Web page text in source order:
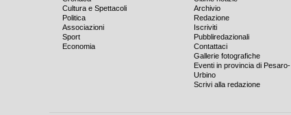
Cultura e Spettacoli
Politica
Associazioni
Sport
Economia
Archivio
Redazione
Iscriviti
Pubbliredazionali
Contattaci
Gallerie fotografiche
Eventi in provincia di Pesaro-
Urbino
Scrivi alla redazione